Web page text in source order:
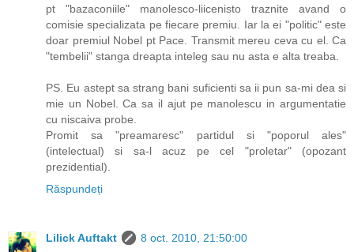
pt "bazaconiile" manolesco-liicenisto traznite avand o
comisie specializata pe fiecare premiu. Iar la ei "politic" este
doar premiul Nobel pt Pace. Transmit mereu ceva cu el. Ca
"tembelii" stanga dreapta inteleg sau nu asta e alta treaba.
PS. Eu astept sa strang bani suficienti sa ii pun sa-mi dea si
mie un Nobel. Ca sa il ajut pe manolescu in argumentatie
cu niscaiva probe.
Promit sa "preamaresc" partidul si "poporul ales"
(intelectual) si sa-l acuz pe cel "proletar" (opozant
prezidential).
Răspundeți
Lilick Auftakt
8 oct. 2010, 21:50:00